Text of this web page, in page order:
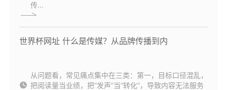
传...
世界杯网址 什么是传媒？从品牌传播到内
从问题看，常见痛点集中在三类：第一，目标口径混乱，
把阅读量当业绩，把“发声”当“转化”，导致内容无法服务